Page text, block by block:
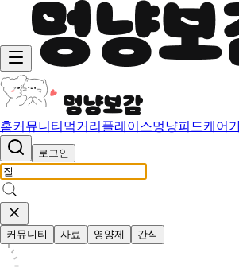
홈커뮤니티 먹거리 플레이스멍냥피드케어
로그인
커뮤니티 사료 영양제 간식